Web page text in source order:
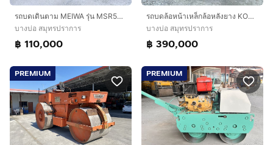
รถบดเดินตาม MEIWA รุ่น MSR5KM รถเก่านอกนำเข้า
บางบ่อ สมุทรปราการ
฿ 110,000
รถบดล้อหน้าเหล็กล้อหลังยาง KOMASTU รุ่น JV40CW-3 ขนาด 4ตัน รถเก่านอก
บางบ่อ สมุทรปราการ
฿ 390,000
PREMIUM PREMIUM